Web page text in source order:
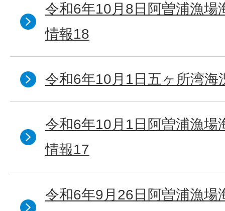
令和6年10月8日阿曽浦漁場
情報18
令和6年10月1日五ヶ所湾海
令和6年10月1日阿曽浦漁場
情報17
令和6年9月26日阿曽浦漁場